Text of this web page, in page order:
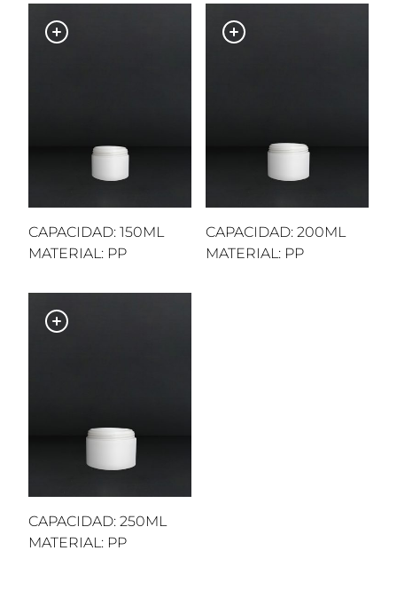
CAPACIDAD: 150ML
MATERIAL: PP
CAPACIDAD: 200ML
MATERIAL: PP
CAPACIDAD: 250ML
MATERIAL: PP